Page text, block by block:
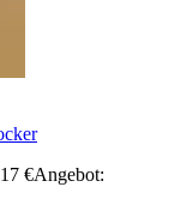
€Angebot: